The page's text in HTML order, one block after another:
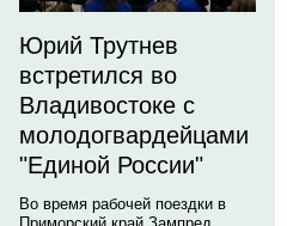
Юрий Трутнев
встретился во
Владивостоке с
молодогвардейцами
"Единой России"
Во время рабочей поездки в